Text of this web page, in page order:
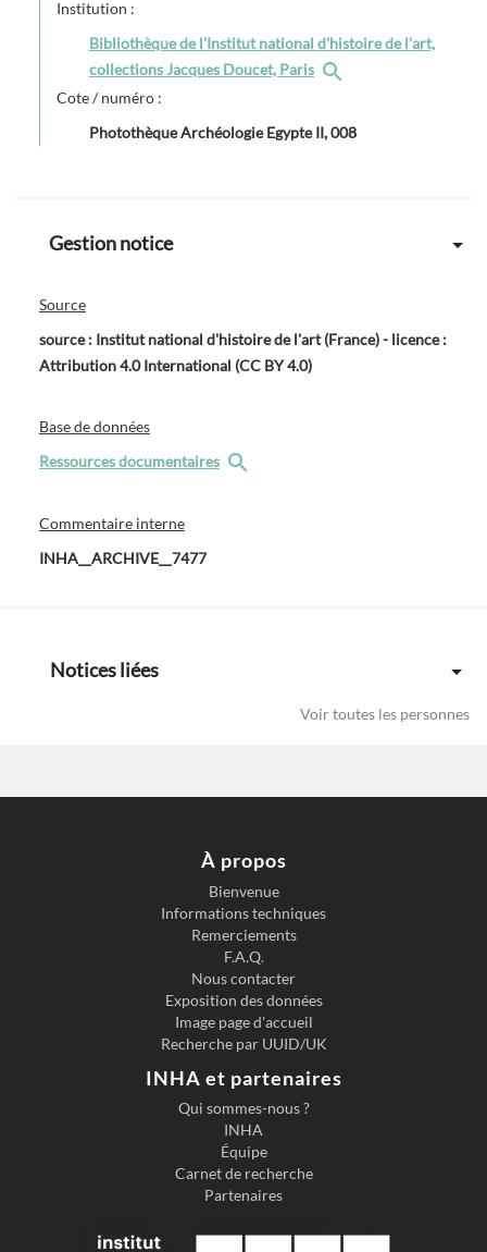
Institution :
Bibliothèque de l'Institut national d'histoire de l'art,
collections Jacques Doucet, Paris
Cote / numéro :
Photothèque Archéologie Egypte II, 008
Gestion notice
Source
source : Institut national d'histoire de l'art (France) - licence :
Attribution 4.0 International (CC BY 4.0)
Base de données
Ressources documentaires
Commentaire interne
INHA__ARCHIVE__7477
Notices liées
Voir toutes les personnes
À propos
Bienvenue
Informations techniques
Remerciements
F.A.Q.
Nous contacter
Exposition des données
Image page d'accueil
Recherche par UUID/UK
INHA et partenaires
Qui sommes-nous ?
INHA
Équipe
Carnet de recherche
Partenaires